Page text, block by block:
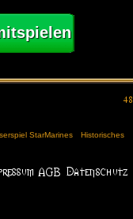
StarMarines
Historisches